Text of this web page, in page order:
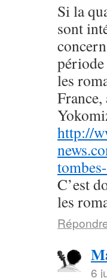
Si la
sont
les
http://
C’est
les
6